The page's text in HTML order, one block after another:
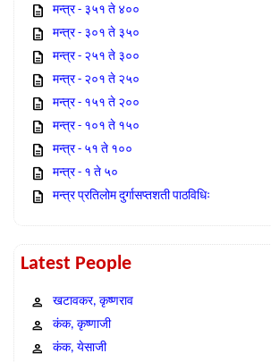
मन्त्र - ३५१ ते ४००
मन्त्र - ३०१ ते ३५०
मन्त्र - २५१ ते ३००
मन्त्र - २०१ ते २५०
मन्त्र - १५१ ते २००
मन्त्र - १०१ ते १५०
मन्त्र - ५१ ते १००
मन्त्र - १ ते ५०
मन्त्र प्रतिलोम दुर्गासप्तशती पाठविधिः
Latest People
खटावकर, कृष्णराव
कंक, कृष्णाजी
कंक, येसाजी